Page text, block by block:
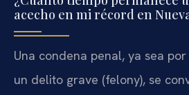
acecho en mi récord en
Una condena penal, ya sea
un delito grave (felony), se